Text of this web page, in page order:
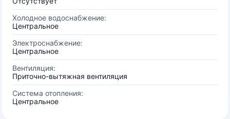
Холодное водоснабжение:
Центральное
Электроснабжение:
Центральное
Вентиляция:
Приточно-вытяжная вентиляция
Система отопления:
Центральное